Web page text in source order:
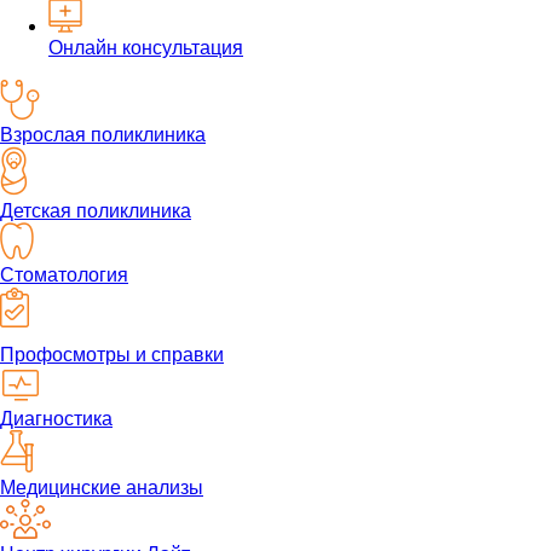
Онлайн консультация
Взрослая поликлиника
Детская поликлиника
Стоматология
Профосмотры и справки
Диагностика
Медицинские анализы